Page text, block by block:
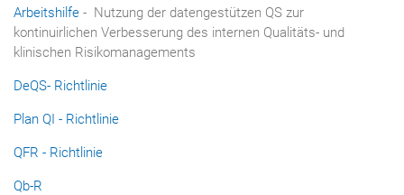
Arbeitshilfe - Nutzung der datengestützen QS zur
kontinuirlichen Verbesserung des internen Qualitäts- und
klinischen Risikomanagements
DeQS- Richtlinie
Plan QI - Richtlinie
QFR - Richtlinie
Qb-R